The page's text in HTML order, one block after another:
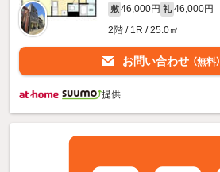
敷 46,000円 礼 46,000円
2階 / 1R / 25.0㎡
お問い合わせ （無料）
提供